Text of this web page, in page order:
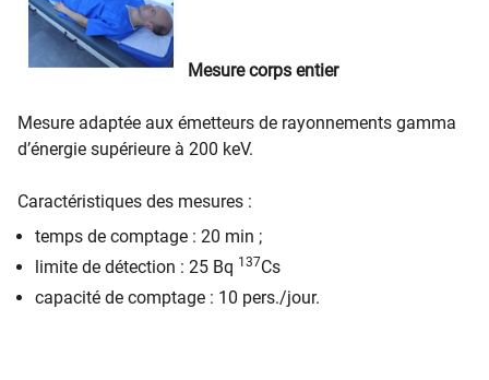
Mesure corps entier
Mesure adaptée aux émetteurs de rayonnements gamma
d’énergie supérieure à 200 keV.
Caractéristiques des mesures :
temps de comptage : 20 min ;
limite de détection : 25 Bq 137Cs
capacité de comptage : 10 pers./jour.